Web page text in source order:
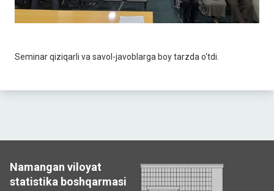
Seminar qiziqarli va savol-javoblarga boy tarzda o‘tdi.
Namangan viloyat
statistika boshqarmasi